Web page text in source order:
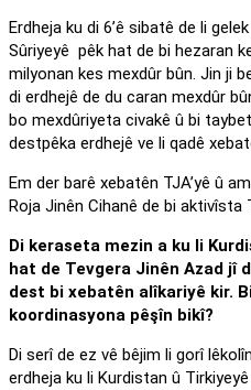
Erdheja ku di 6’ê sibatê de li
Sûriyeyê pêk hat de bi hezaran
milyonan kes mexdûr bûn. Jin ji
di erdhejê de du caran mexdûr
bo mexdûriyeta civakê û bi
destpêka erdhejê ve li qadê
Em der barê xebatên TJA’yê û
Roja Jinên Cihanê de bi aktivîsta
Di keraseta mezin a ku li
hat de Tevgera Jinên Azad jî
dest bi xebatên alîkariyê kir.
koordinasyona pêşîn bikî?
Di serî de ez vê bêjim li gorî
erdheja ku li Kurdistan û